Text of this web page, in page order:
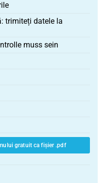
trimiteți datele la
muss sein
gratuit ca fișier .pdf